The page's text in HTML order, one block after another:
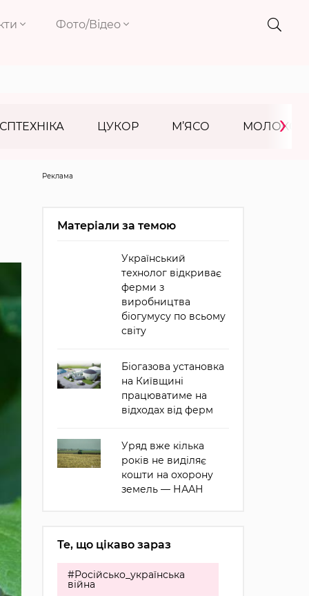
Фото/Відео
ЦУКОР М’ЯСО МОЛОКО
›
Реклама
Матеріали за темою
Український
технолог відкриває
ферми з
виробництва
біогумусу по всьому
світу
Біогазова установка
на Київщині
працюватиме на
відходах від ферм
Уряд вже кілька
років не виділяє
кошти на охорону
земель — НААН
Те, що цікаво зараз
#Російсько_українська
війна